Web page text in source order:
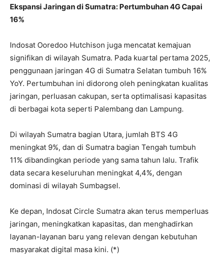
Ekspansi Jaringan di Sumatra: Pertumbuhan 4G Capai
16%
Indosat Ooredoo Hutchison juga mencatat kemajuan
signifikan di wilayah Sumatra. Pada kuartal pertama 2025,
penggunaan jaringan 4G di Sumatra Selatan tumbuh 16%
YoY. Pertumbuhan ini didorong oleh peningkatan kualitas
jaringan, perluasan cakupan, serta optimalisasi kapasitas
di berbagai kota seperti Palembang dan Lampung.
Di wilayah Sumatra bagian Utara, jumlah BTS 4G
meningkat 9%, dan di Sumatra bagian Tengah tumbuh
11% dibandingkan periode yang sama tahun lalu. Trafik
data secara keseluruhan meningkat 4,4%, dengan
dominasi di wilayah Sumbagsel.
Ke depan, Indosat Circle Sumatra akan terus memperluas
jaringan, meningkatkan kapasitas, dan menghadirkan
layanan-layanan baru yang relevan dengan kebutuhan
masyarakat digital masa kini. (*)